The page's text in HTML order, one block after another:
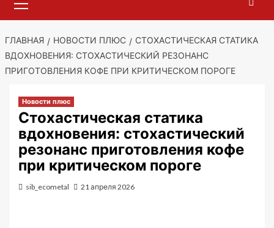
меню
ГЛАВНАЯ НОВОСТИ ПЛЮС
СТОХАСТИЧЕСКАЯ СТАТИКА
ВДОХНОВЕНИЯ: СТОХАСТИЧЕСКИЙ РЕЗОНАНС
ПРИГОТОВЛЕНИЯ КОФЕ ПРИ КРИТИЧЕСКОМ ПОРОГЕ
Новости плюс
Стохастическая статика
вдохновения: стохастический
резонанс приготовления кофе
при критическом пороге
sib_ecometal 21 апреля 2026